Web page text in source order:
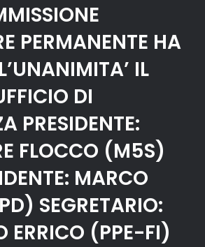
PERMANENTE HA
IL
DI
PRESIDENTE:
FLOCCO (M5S)
MARCO
SEGRETARIO:
ERRICO (PPE-FI)